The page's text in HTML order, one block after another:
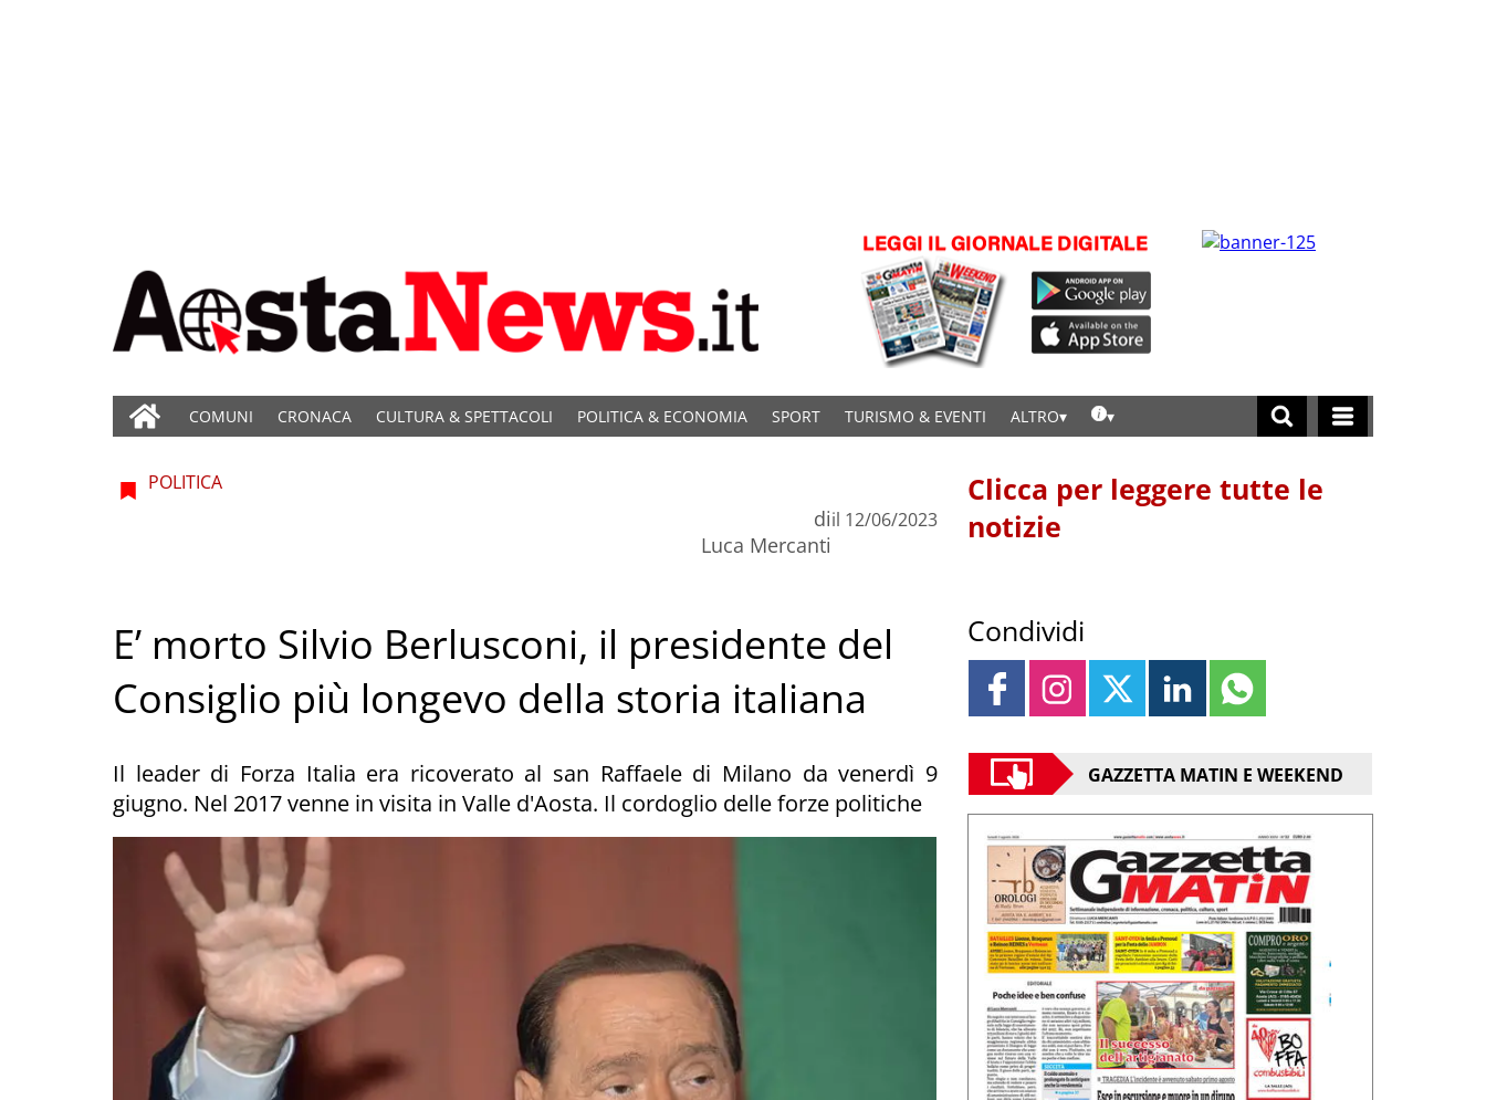
COMUNI CRONACA CULTURA & SPETTACOLI POLITICA & ECONOMIA SPORT TURISMO & EVENTI ALTRO
POLITICA
di
Luca Mercanti
il 12/06/2023
E’ morto Silvio Berlusconi, il presidente del
Consiglio più longevo della storia italiana
Il leader di Forza Italia era ricoverato al san Raffaele di Milano da venerdì 9
giugno. Nel 2017 venne in visita in Valle d'Aosta. Il cordoglio delle forze politiche
Clicca per leggere tutte le
notizie
Condividi
GAZZETTA MATIN E WEEKEND